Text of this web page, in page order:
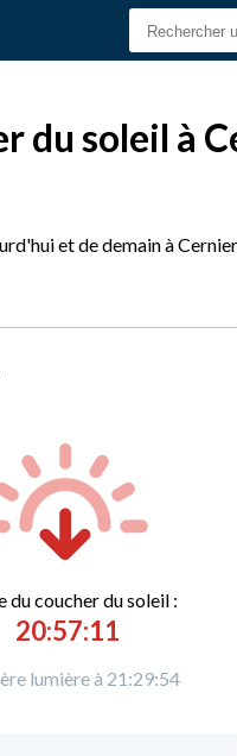
du soleil à
et de demain à
ducoucher du soleil :
20:57:11
lumière à 21:29:54